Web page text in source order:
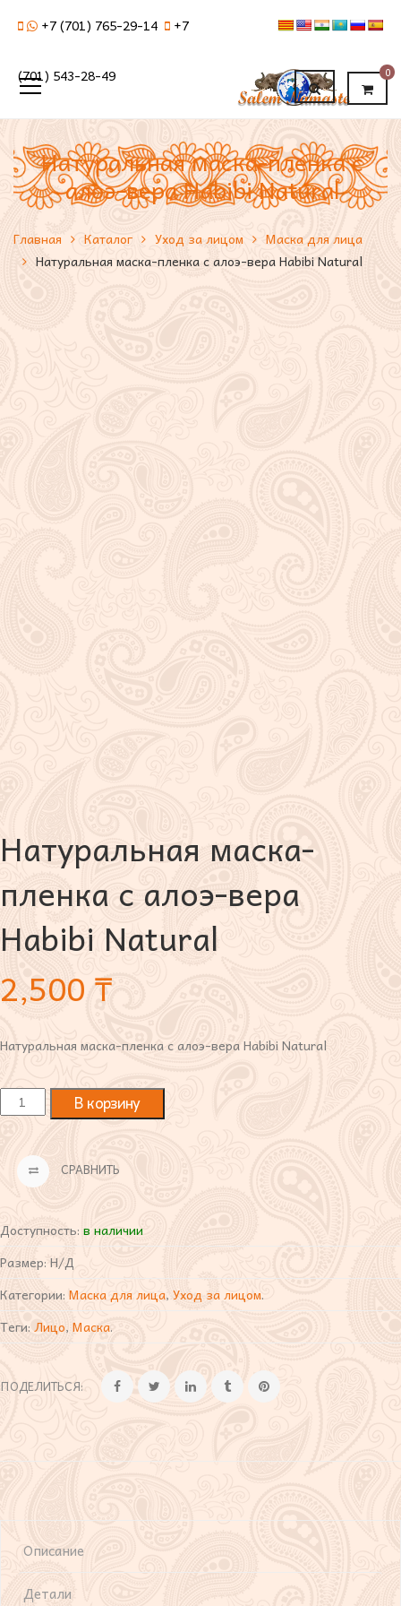
+7 (701) 765-29-14 +7
(701) 543-28-49 0
Натуральная маска-пленка с
алоэ-вера Habibi Natural
Главная Каталог Уход за лицом
Маска для лица
Натуральная маска-пленка с алоэ-вера Habibi Natural
Натуральная маска-
пленка с алоэ-вера
Habibi Natural
2,500 ₸
Натуральная маска-пленка с алоэ-вера Habibi Natural
В корзину
СРАВНИТЬ
Доступность: в наличии
Размер: Н/Д
Категории: Маска для лица, Уход за лицом.
Теги: Лицо, Маска.
ПОДЕЛИТЬСЯ:
Описание
Детали